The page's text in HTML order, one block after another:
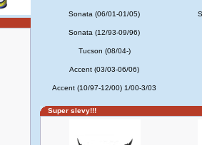
Sonata (06/01-01/05)
Sonata (12/93-09/96)
Tucson (08/04-)
Accent (03/03-06/06)
Accent (10/97-12/00) 1/00-3/03
Super slevy!!!